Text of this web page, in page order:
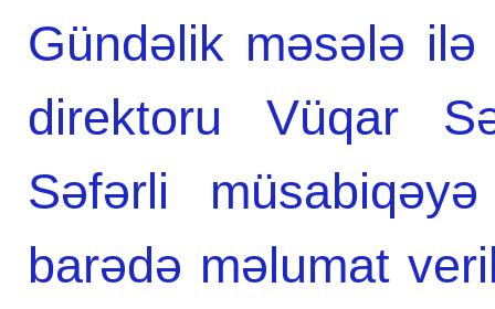
Gündəlik məsələ ilə
direktoru Vüqar
Səfərli
barədə məlumat